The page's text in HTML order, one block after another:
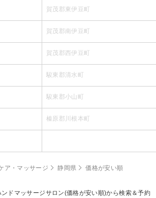
賀茂郡東伊豆町
賀茂郡南伊豆町
賀茂郡西伊豆町
駿東郡清水町
駿東郡小山町
榛原郡川根本町
ア・マッサージ 静岡県 価格が安い順
ドマッサージサロン(価格が安い順)から検索＆予約